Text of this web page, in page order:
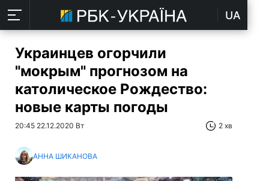
UA
Украинцев огорчили
"мокрым" прогнозом на
католическое Рождество:
новые карты погоды
20:45 22.12.2020 Вт 2 хв
АННА ШИКАНОВА